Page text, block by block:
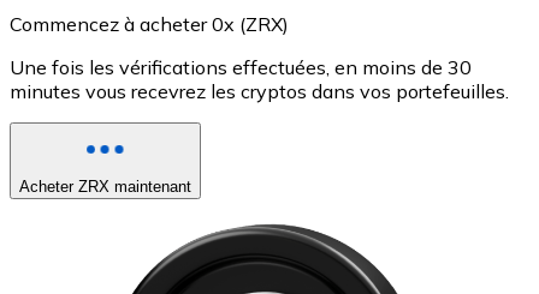
Commencez à acheter 0x (ZRX)
Une fois les vérifications effectuées, en moins de 30
minutes vous recevrez les cryptos dans vos portefeuilles.
Acheter ZRX maintenant